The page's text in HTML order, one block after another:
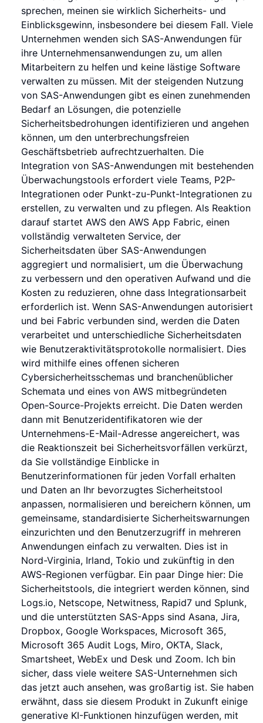
sprechen, meinen sie wirklich Sicherheits- und
Einblicksgewinn, insbesondere bei diesem Fall. Viele
Unternehmen wenden sich SAS-Anwendungen für
ihre Unternehmensanwendungen zu, um allen
Mitarbeitern zu helfen und keine lästige Software
verwalten zu müssen. Mit der steigenden Nutzung
von SAS-Anwendungen gibt es einen zunehmenden
Bedarf an Lösungen, die potenzielle
Sicherheitsbedrohungen identifizieren und angehen
können, um den unterbrechungsfreien
Geschäftsbetrieb aufrechtzuerhalten. Die
Integration von SAS-Anwendungen mit bestehenden
Überwachungstools erfordert viele Teams, P2P-
Integrationen oder Punkt-zu-Punkt-Integrationen zu
erstellen, zu verwalten und zu pflegen. Als Reaktion
darauf startet AWS den AWS App Fabric, einen
vollständig verwalteten Service, der
Sicherheitsdaten über SAS-Anwendungen
aggregiert und normalisiert, um die Überwachung
zu verbessern und den operativen Aufwand und die
Kosten zu reduzieren, ohne dass Integrationsarbeit
erforderlich ist. Wenn SAS-Anwendungen autorisiert
und bei Fabric verbunden sind, werden die Daten
verarbeitet und unterschiedliche Sicherheitsdaten
wie Benutzeraktivitätsprotokolle normalisiert. Dies
wird mithilfe eines offenen sicheren
Cybersicherheitsschemas und branchenüblicher
Schemata und eines von AWS mitbegründeten
Open-Source-Projekts erreicht. Die Daten werden
dann mit Benutzeridentifikatoren wie der
Unternehmens-E-Mail-Adresse angereichert, was
die Reaktionszeit bei Sicherheitsvorfällen verkürzt,
da Sie vollständige Einblicke in
Benutzerinformationen für jeden Vorfall erhalten
und Daten an Ihr bevorzugtes Sicherheitstool
anpassen, normalisieren und bereichern können, um
gemeinsame, standardisierte Sicherheitswarnungen
einzurichten und den Benutzerzugriff in mehreren
Anwendungen einfach zu verwalten. Dies ist in
Nord-Virginia, Irland, Tokio und zukünftig in den
AWS-Regionen verfügbar. Ein paar Dinge hier: Die
Sicherheitstools, die integriert werden können, sind
Logs.io, Netscope, Netwitness, Rapid7 und Splunk,
und die unterstützten SAS-Apps sind Asana, Jira,
Dropbox, Google Workspaces, Microsoft 365,
Microsoft 365 Audit Logs, Miro, OKTA, Slack,
Smartsheet, WebEx und Desk und Zoom. Ich bin
sicher, dass viele weitere SAS-Unternehmen sich
das jetzt auch ansehen, was großartig ist. Sie haben
erwähnt, dass sie diesem Produkt in Zukunft einige
generative KI-Funktionen hinzufügen werden, mit